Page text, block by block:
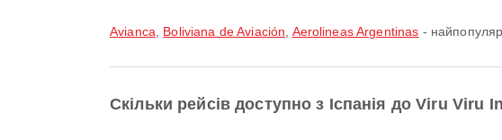
Avianca Boliviana de Aviación Aerolineas Argentinas -
Скільки рейсів доступно з Іспанія до Viru Viru